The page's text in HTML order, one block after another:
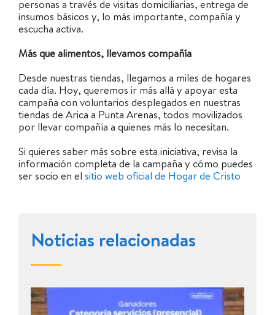
personas a través de visitas domiciliarias, entrega de
insumos básicos y, lo más importante, compañía y
escucha activa.
Más que alimentos, llevamos compañía
Desde nuestras tiendas, llegamos a miles de hogares
cada día. Hoy, queremos ir más allá y apoyar esta
campaña con voluntarios desplegados en nuestras
tiendas de Arica a Punta Arenas, todos movilizados
por llevar compañía a quienes más lo necesitan.
Si quieres saber más sobre esta iniciativa, revisa la
información completa de la campaña y cómo puedes
ser socio en el sitio web oficial de Hogar de Cristo
Noticias relacionadas